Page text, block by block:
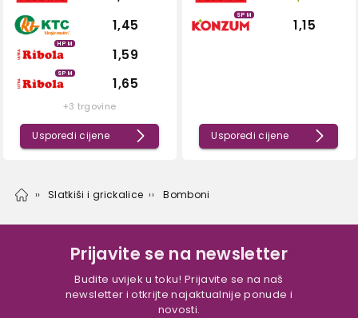
1,45
HPM
1,59
SPM
1,65
+3 trgovine
Usporedi cijene
SPM
1,15
Usporedi cijene
Slatkiši i grickalice Bomboni
Prijavite se na newsletter
Budite uvijek u toku! Prijavite se na naš
newsletter i otkrijte najaktualnije ponude i
novosti.